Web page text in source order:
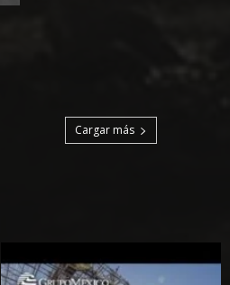
Cargar más